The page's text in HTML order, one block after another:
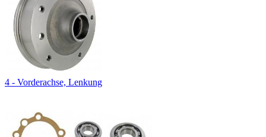
4 - Vorderachse, Lenkung